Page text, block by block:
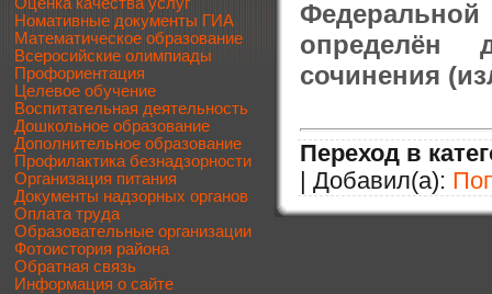
Федеральной
определён
сочинения
Переход в
| Добавил(а):
Номативные документы ГИА
Математическое образование
Всеросийские олимпиады
Профориентация
Целевое обучение
Воспитательная деятельность
Дошкольное образование
Дополнительное образование
Профилактика безнадзорности
Организация питания
Документы надзорных органов
Оплата труда
Образовательные организации
Фотоистория района
Обратная связь
Информация о сайте